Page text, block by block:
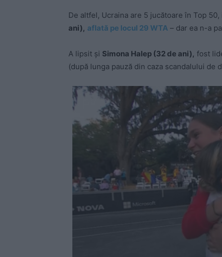
De altfel, Ucraina are 5 jucătoare în Top
ani), aflată pe locul 29 WTA – dar ea n-a
A lipsit și Simona Halep (32 de ani), fost
(după lunga pauză din caza scandalului